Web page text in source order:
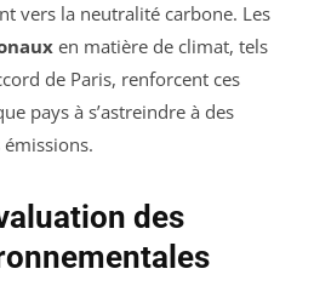
vers la neutralité carbone. Les
en matière de climat, tels
de Paris, renforcent ces
pays à s’astreindre à des
des